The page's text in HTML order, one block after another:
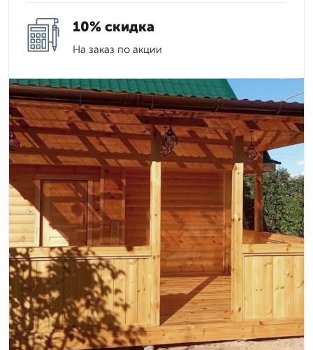
10% скидка
На заказ по акции